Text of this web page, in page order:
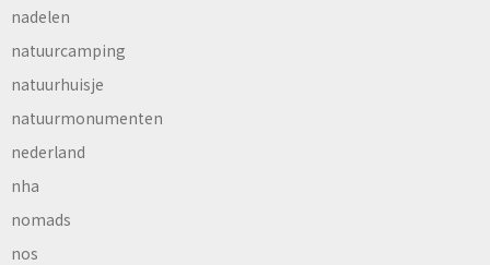
nadelen
natuurcamping
natuurhuisje
natuurmonumenten
nederland
nha
nomads
nos